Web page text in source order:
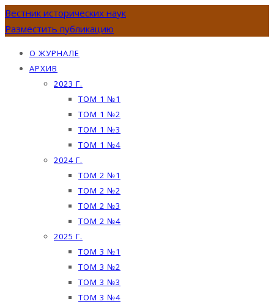
Вестник исторических наук
Разместить публикацию
О ЖУРНАЛЕ
АРХИВ
2023 Г.
ТОМ 1 №1
ТОМ 1 №2
ТОМ 1 №3
ТОМ 1 №4
2024 Г.
ТОМ 2 №1
ТОМ 2 №2
ТОМ 2 №3
ТОМ 2 №4
2025 Г.
ТОМ 3 №1
ТОМ 3 №2
ТОМ 3 №3
ТОМ 3 №4